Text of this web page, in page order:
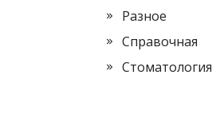
Разное
Справочная
Стоматология